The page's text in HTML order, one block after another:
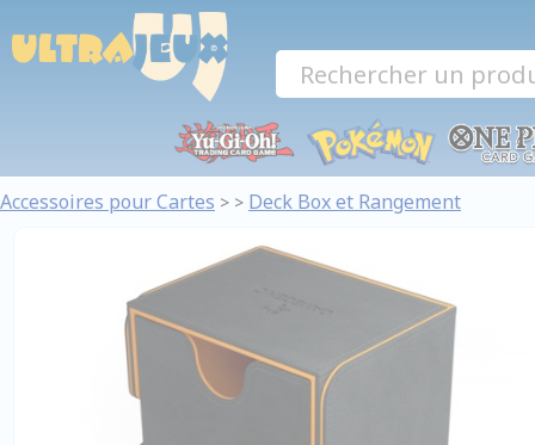
Accessoires pour Cartes > > Deck Box et Rangement
Panneau de gestion des cookies